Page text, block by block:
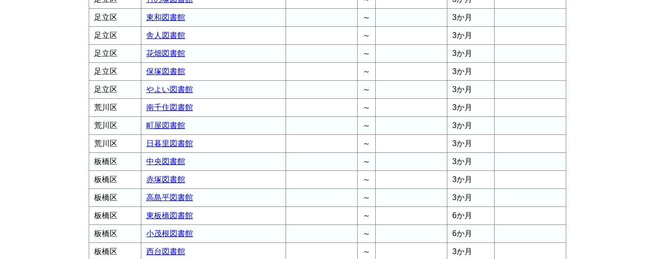
足立区 東和図書館 ～ 3か月
足立区 舎人図書館 ～ 3か月
足立区 花畑図書館 ～ 3か月
足立区 保塚図書館 ～ 3か月
足立区 やよい図書館 ～ 3か月
荒川区 南千住図書館 ～ 3か月
荒川区 町屋図書館 ～ 3か月
荒川区 日暮里図書館 ～ 3か月
板橋区 中央図書館 ～ 3か月
板橋区 赤塚図書館 ～ 3か月
板橋区 高島平図書館 ～ 3か月
板橋区 東板橋図書館 ～ 6か月
板橋区 小茂根図書館 ～ 6か月
板橋区 西台図書館 ～ 3か月